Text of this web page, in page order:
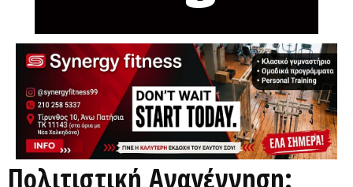
Πολιτιστική Αναγέννηση: